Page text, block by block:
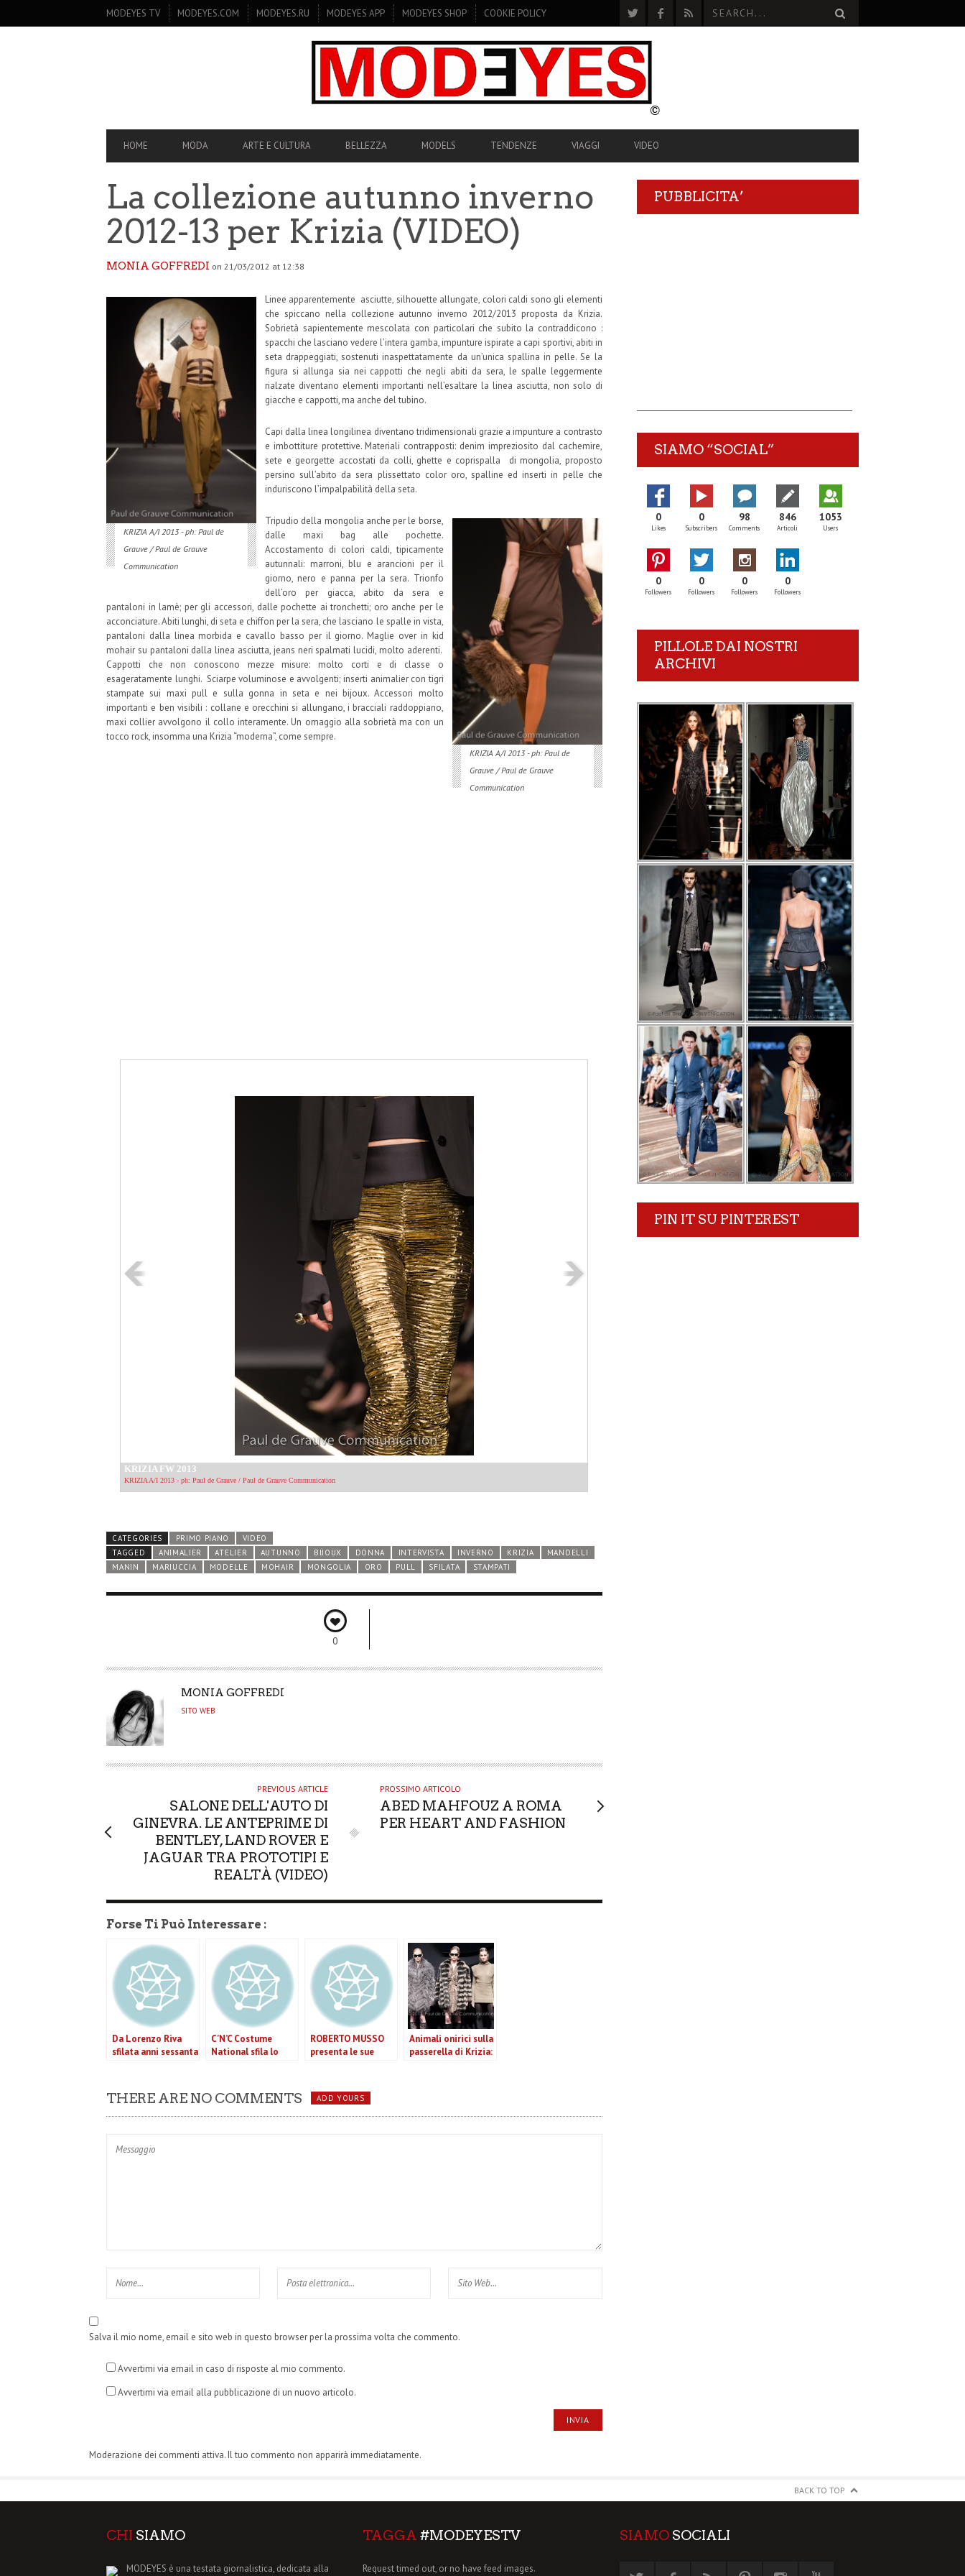
SECONDARY
NAVIGATION
MODEYES TV MODEYES.COM MODEYES.RU MODEYES APP MODEYES SHOP COOKIE POLICY
PRIMARY
NAVIGATION
HOME MODA ARTE E CULTURA BELLEZZA MODELS TENDENZE VIAGGI VIDEO
La collezione autunno inverno
2012-13 per Krizia (VIDEO)
MONIA GOFFREDI on 21/03/2012 at 12:38
KRIZIA A/I 2013 - ph: Paul de
Grauve / Paul de Grauve
Communication
Linee apparentemente asciutte, silhouette allungate, colori caldi sono gli elementi
che spiccano nella collezione autunno inverno 2012/2013 proposta da Krizia.
Sobrietà sapientemente mescolata con particolari che subito la contraddicono :
spacchi che lasciano vedere l’intera gamba, impunture ispirate a capi sportivi, abiti in
seta drappeggiati, sostenuti inaspettatamente da un’unica spallina in pelle. Se la
figura si allunga sia nei cappotti che negli abiti da sera, le spalle leggermente
rialzate diventano elementi importanti nell’esaltare la linea asciutta, non solo di
giacche e cappotti, ma anche del tubino.
Capi dalla linea longilinea diventano tridimensionali grazie a impunture a contrasto
e imbottiture protettive. Materiali contrapposti: denim impreziosito dal cachemire,
sete e georgette accostati da colli, ghette e coprispalla di mongolia, proposto
persino sull’abito da sera plissettato color oro, spalline ed inserti in pelle che
induriscono l’impalpabilità della seta.
KRIZIA A/I 2013 - ph: Paul de
Grauve / Paul de Grauve
Communication
Tripudio della mongolia anche per le borse,
dalle maxi bag alle pochette.
Accostamento di colori caldi, tipicamente
autunnali: marroni, blu e arancioni per il
giorno, nero e panna per la sera. Trionfo
dell’oro per giacca, abito da sera e
pantaloni in lamè; per gli accessori, dalle pochette ai tronchetti; oro anche per le
acconciature. Abiti lunghi, di seta e chiffon per la sera, che lasciano le spalle in vista,
pantaloni dalla linea morbida e cavallo basso per il giorno. Maglie over in kid
mohair su pantaloni dalla linea asciutta, jeans neri spalmati lucidi, molto aderenti.
Cappotti che non conoscono mezze misure: molto corti e di classe o
esageratamente lunghi. Sciarpe voluminose e avvolgenti; inserti animalier con tigri
stampate sui maxi pull e sulla gonna in seta e nei bijoux. Accessori molto
importanti e ben visibili : collane e orecchini si allungano, i bracciali raddoppiano,
maxi collier avvolgono il collo interamente. Un omaggio alla sobrietà ma con un
tocco rock, insomma una Krizia “moderna”, come sempre.
CATEGORIES PRIMO PIANO
VIDEO
TAGGED
ANIMALIER ATELIER AUTUNNO BIJOUX DONNA INTERVISTA INVERNO KRIZIA
MANDELLI
MANIN
MARIUCCIA MODELLE MOHAIR MONGOLIA ORO PULL SFILATA STAMPATI
0
A
U
O
MONIA GOFFREDI
SITO WEB
PREVIOUS ARTICLE
SALONE DELL'AUTO DI
GINEVRA. LE ANTEPRIME DI
BENTLEY, LAND ROVER E
JAGUAR TRA PROTOTIPI E
REALTÀ (VIDEO)
PROSSIMO ARTICOLO
ABED MAHFOUZ A ROMA
PER HEART AND FASHION
Forse Ti Può Interessare :
Da Lorenzo Riva
sfilata anni sessanta
C’N’C Costume
National sfila lo
ROBERTO MUSSO
presenta le sue
inverno 2012 e
convince (VIDEO)
Animali onirici sulla
passerella di Krizia:
THERE ARE NO COMMENTS ADD YOURS
Salva il mio nome, email e sito web in questo browser per la prossima volta che commento.
Avvertimi via email in caso di risposte al mio commento.
Avvertimi via email alla pubblicazione di un nuovo articolo.
Moderazione dei commenti attiva. Il tuo commento non apparirà immediatamente.
PUBBLICITA’
SIAMO “SOCIAL”
0
Likes
0
Subscribers
98
Comments
846
Articoli
1053
Users
0
Followers
0
Followers
0
Followers
0
Followers
PILLOLE DAI NOSTRI
ARCHIVI
PIN IT SU PINTEREST
BACK TO TOP
CHI SIAMO
MODEYES è una testata giornalistica, dedicata alla
TAGGA #MODEYESTV
Request timed out, or no have feed images.
SIAMOSOCIALI